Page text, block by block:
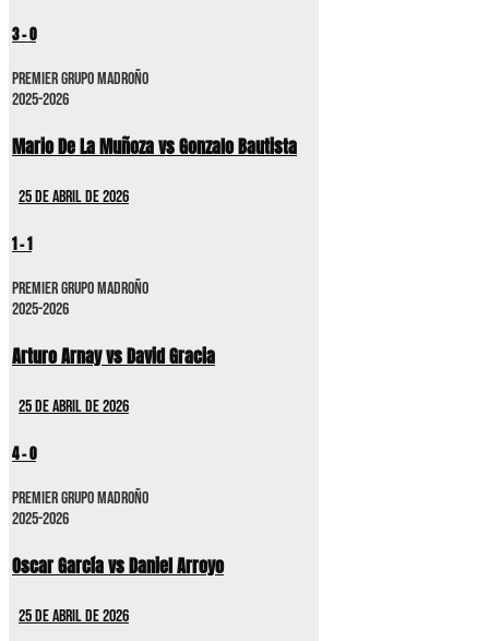
3-0
Premier GRUPO MADROÑO
2025-2026
Mario De La Muñoza vs Gonzalo Bautista
25 de abril de 2026
1-1
Premier GRUPO MADROÑO
2025-2026
Arturo Arnay vs David Gracia
25 de abril de 2026
4-0
Premier GRUPO MADROÑO
2025-2026
Oscar García vs Daniel Arroyo
25 de abril de 2026